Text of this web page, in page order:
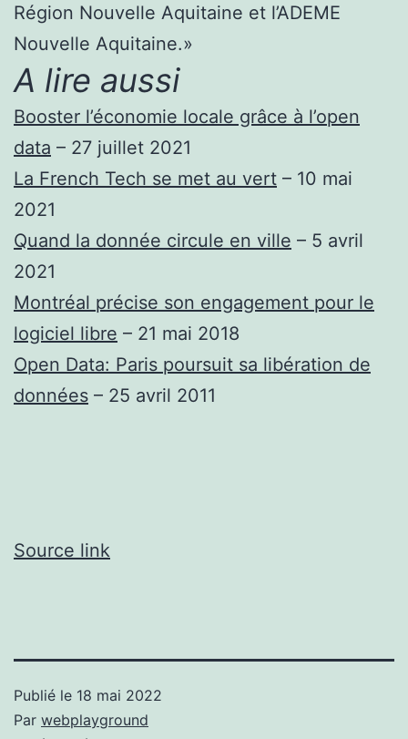
Région Nouvelle Aquitaine et l’ADEME
Nouvelle Aquitaine.»
A lire aussi
Booster l’économie locale grâce à l’open
data – 27 juillet 2021
La French Tech se met au vert – 10 mai
2021
Quand la donnée circule en ville – 5 avril
2021
Montréal précise son engagement pour le
logiciel libre – 21 mai 2018
Open Data: Paris poursuit sa libération de
données – 25 avril 2011
Source link
Publié le 18 mai 2022
Par webplayground